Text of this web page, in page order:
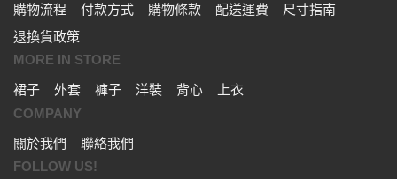
購物流程
付款方式 購物條款 配送運費
尺寸指南
退換貨政策
MORE IN STORE
裙子
外套 褲子 洋裝 背心
上衣
COMPANY
關於我們
聯絡我們
FOLLOW US!